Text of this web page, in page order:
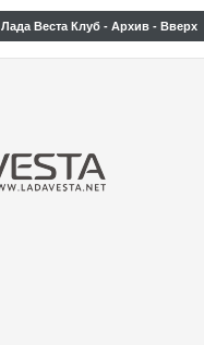
Лада Веста Клуб - Архив - Вверх